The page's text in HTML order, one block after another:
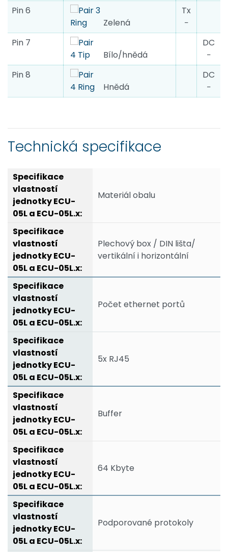
Pin 6
Zelená
Tx
−
Pin 7
Bílo/hnědá
DC
−
Pin 8
Hnědá
DC
−
Technická specifikace
Materiál obalu
Plechový box / DIN lišta/
vertikální i horizontální
Počet ethernet portů
5x RJ45
Buffer
64 Kbyte
Podporované protokoly